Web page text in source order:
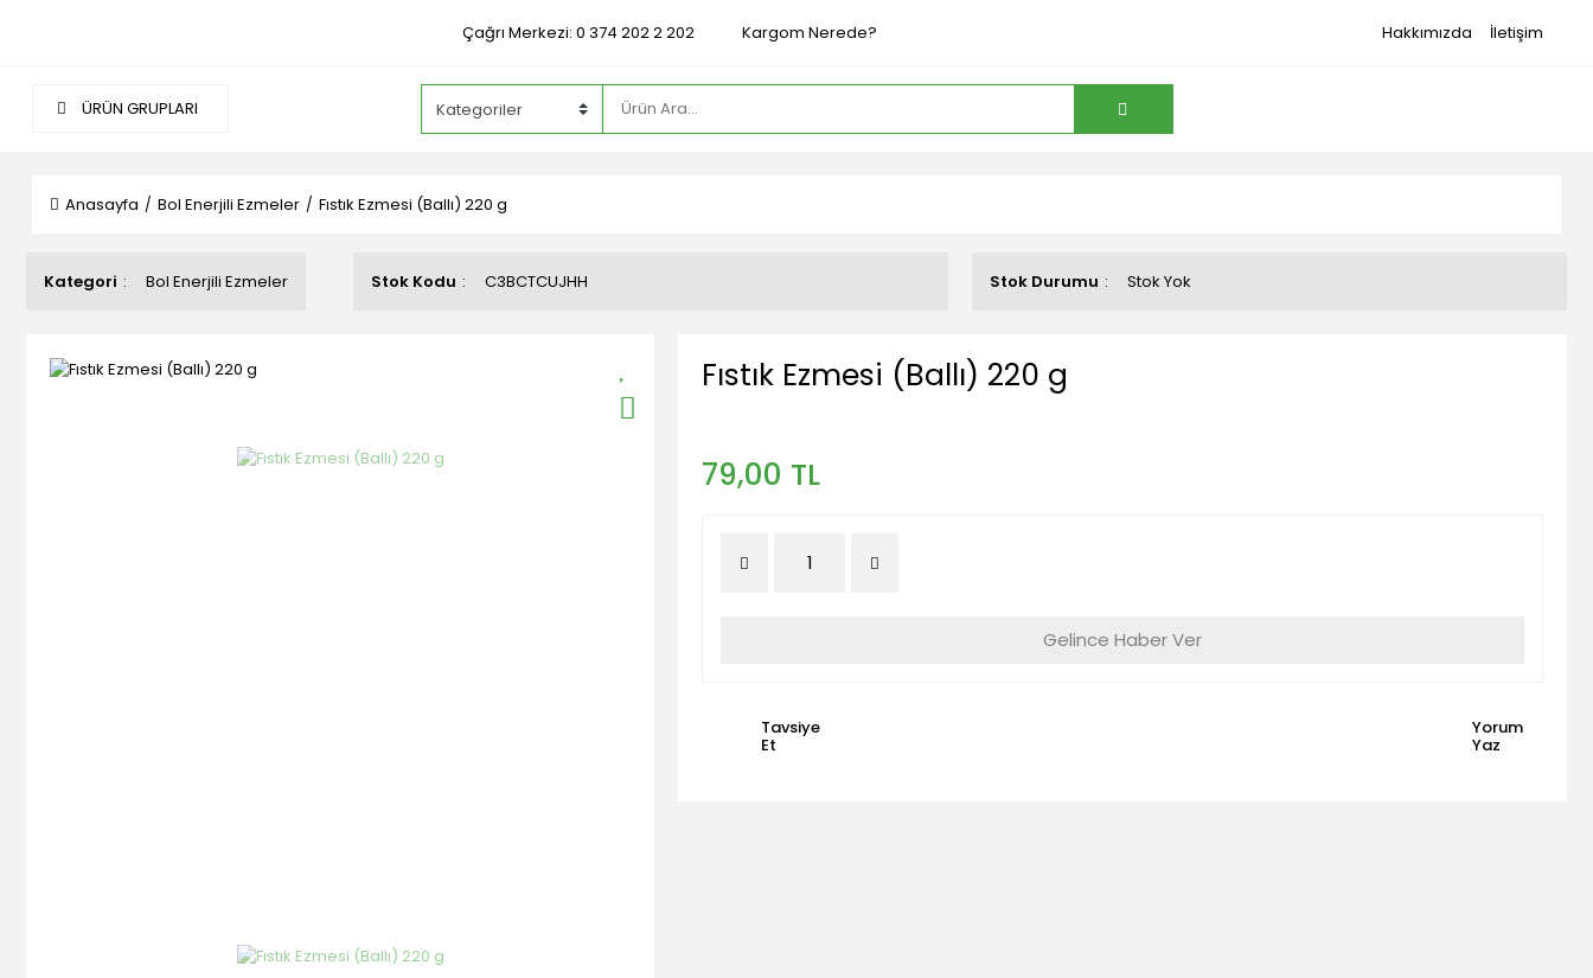
Çağrı Merkezi: 0 374 202 2 202 Kargom Nerede? Hakkımızda İletişim
ÜRÜN GRUPLARI
Anasayfa Bol Enerjili Ezmeler Fıstık Ezmesi (Ballı) 220 g
Kategori Bol Enerjili Ezmeler Stok Kodu C3BCTCUJHH Stok Durumu Stok Yok
Fıstık Ezmesi (Ballı) 220 g
79,00 TL
Gelince Haber Ver
Tavsiye
Et
Yorum
Yaz